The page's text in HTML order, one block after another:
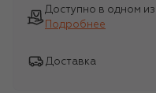
Доступно в одном
Подробнее
Доставка